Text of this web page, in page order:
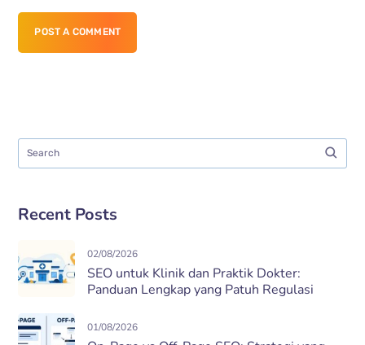
POST A COMMENT
Recent Posts
02/08/2026
SEO untuk Klinik dan Praktik Dokter:
Panduan Lengkap yang Patuh Regulasi
01/08/2026